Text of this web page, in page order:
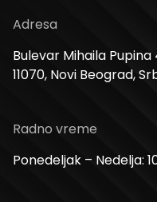
Adresa
Bulevar Mihaila Pupina
11070, Novi Beograd,
Radno vreme
Ponedeljak – Nedelja: